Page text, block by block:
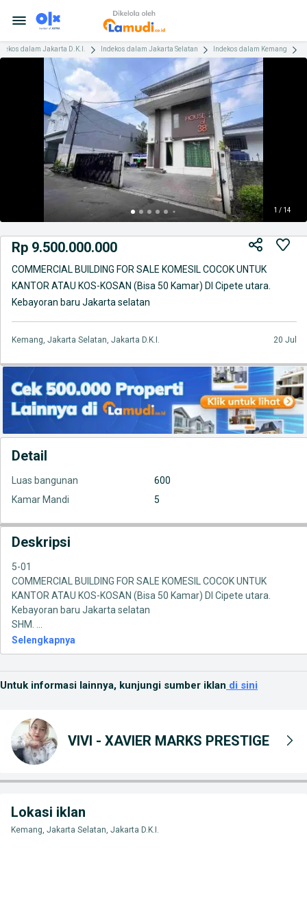
dalam Jakarta D.K.I. Indekos dalam Jakarta Selatan Indekos dalam Kemang
1 / 14
Rp 9.500.000.000
COMMERCIAL BUILDING FOR SALE KOMESIL COCOK UNTUK
KANTOR ATAU KOS-KOSAN (Bisa 50 Kamar) DI Cipete utara.
Kebayoran baru Jakarta selatan
Kemang, Jakarta Selatan, Jakarta D.K.I. 20 Jul
Detail
Luas bangunan
600
Kamar Mandi
5
Deskripsi
5-01
COMMERCIAL BUILDING FOR SALE KOMESIL COCOK UNTUK
KANTOR ATAU KOS-KOSAN (Bisa 50 Kamar) DI Cipete utara.
Kebayoran baru Jakarta selatan
SHM.
Selengkapnya
Untuk informasi lainnya, kunjungi sumber iklan di sini
VIVI - XAVIER MARKS PRESTIGE
Lokasi iklan
Kemang, Jakarta Selatan, Jakarta D.K.I.